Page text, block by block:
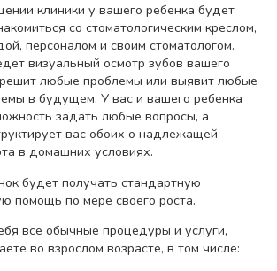
клиники у вашего ребенка будет
со стоматологическим креслом,
персоналом и своим стоматологом.
визуальный осмотр зубов вашего
любые проблемы или выявит любые
в будущем. У вас и вашего ребенка
задать любые вопросы, а
вас обоих о надлежащей
в домашних условиях.
будет получать стандартную
помощь по мере своего роста.
все обычные процедуры и услуги,
во взрослом возрасте, в том числе: